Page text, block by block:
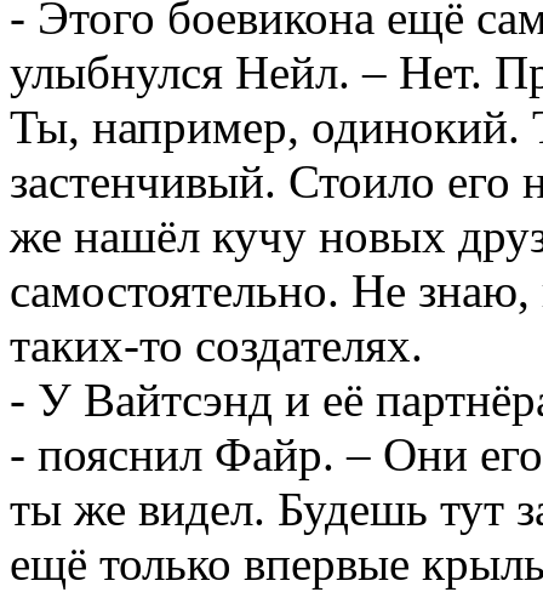
- Этого боевикона ещё
улыбнулся Нейл. – Нет.
Ты, например, одинокий.
застенчивый. Стоило его
же нашёл кучу новых
самостоятельно. Не
таких-то создателях.
- У Вайтсэнд и её
- пояснил Файр. – Они
ты же видел. Будешь тут
ещё только впервые